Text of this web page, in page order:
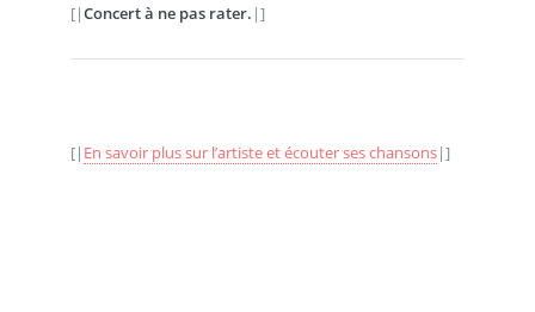
[|Concert à ne pas rater. |]
[| En savoir plus sur l’artiste et écouter ses chansons|]